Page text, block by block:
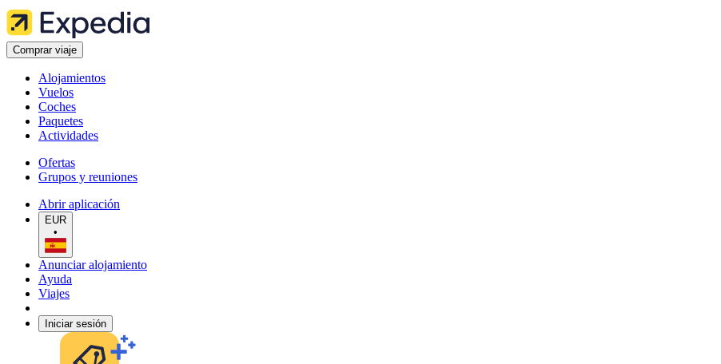
Comprar viaje
Alojamientos
Vuelos
Coches
Paquetes
Actividades
Ofertas
Grupos y reuniones
Abrir aplicación
EUR
•
Anunciar alojamiento
Ayuda
Viajes
Iniciar sesión